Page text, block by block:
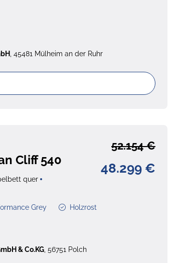
, 45481 Mülheim an der Ruhr
Cliff 540
quer
48.299 €
52.154 €
Grey Holzrost
& Co.KG, 56751 Polch